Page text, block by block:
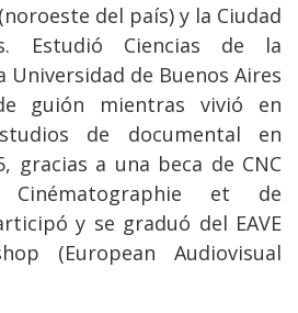
del país) y la Ciudad
Estudió Ciencias de la
Universidad de Buenos Aires
guión mientras vivió en
de documental en
gracias a una beca de CNC
et de
y se graduó del EAVE
(European Audiovisual